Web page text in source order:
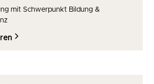
mit Schwerpunkt Bildung &